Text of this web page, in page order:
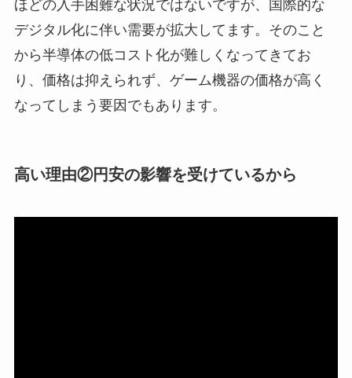
も解説！
The Rowはなぜ高
い？高すぎる？人気
の理由と安く買える
ほどの入手困難な状況ではないですが、国際的な
デジタル化に伴い需要が拡大してます。そのこと
から半導体の低コスト化が難しくなってきてお
り、価格は抑えられず、ゲーム機器の価格が高く
なってしまう要因でもあります。
高い理由②円安の影響を受けているから